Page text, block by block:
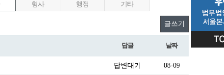
형사 행정 기타
글쓰기
답글 날짜
답변대기 08-09